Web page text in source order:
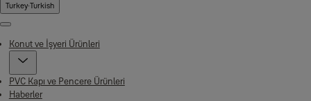
Turkey·Turkish
Menu
Konut ve İşyeri Ürünleri
PVC Kapı ve Pencere Ürünleri
Haberler